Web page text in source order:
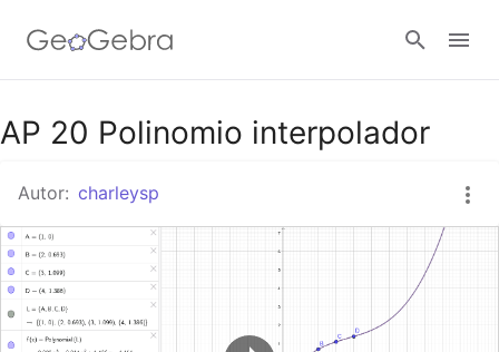
Google Classroom
Tarefa
Entrar no sistema
AP 20 Polinomio interpolador
Autor: charleysp